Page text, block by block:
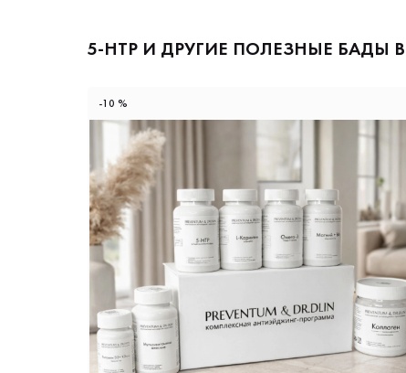
5-HTP И ДРУГИЕ ПОЛЕЗНЫЕ
-10 %